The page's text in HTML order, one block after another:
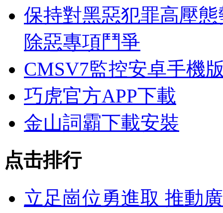
保持對黑惡犯罪高壓
除惡專項鬥爭
CMSV7監控安卓手機
巧虎官方APP下載
金山詞霸下載安裝
点击排行
立足崗位勇進取 推動